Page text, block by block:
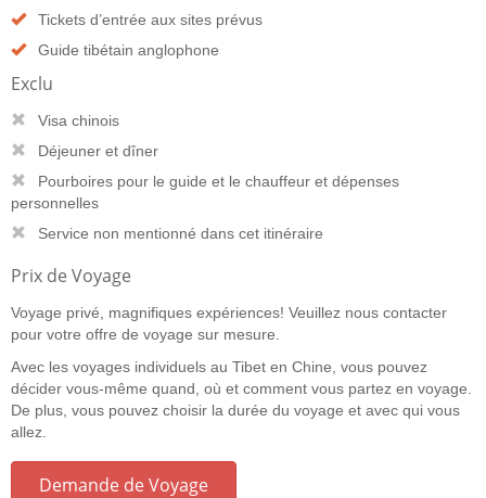
Tickets d’entrée aux sites prévus
Guide tibétain anglophone
Exclu
Visa chinois
Déjeuner et dîner
Pourboires pour le guide et le chauffeur et dépenses
personnelles
Service non mentionné dans cet itinéraire
Prix de Voyage
Voyage privé, magnifiques expériences! Veuillez nous contacter
pour votre offre de voyage sur mesure.
Avec les voyages individuels au Tibet en Chine, vous pouvez
décider vous-même quand, où et comment vous partez en voyage.
De plus, vous pouvez choisir la durée du voyage et avec qui vous
allez.
Demande de Voyage